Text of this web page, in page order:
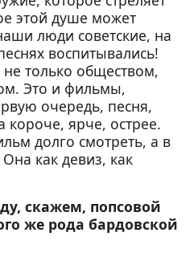
этой душе может
люди советские, на
воспитывались!
только обществом,
Это и фильмы,
очередь, песня,
короче, ярче, острее.
долго смотреть, а в
как девиз, как
скажем, попсовой
же рода бардовской